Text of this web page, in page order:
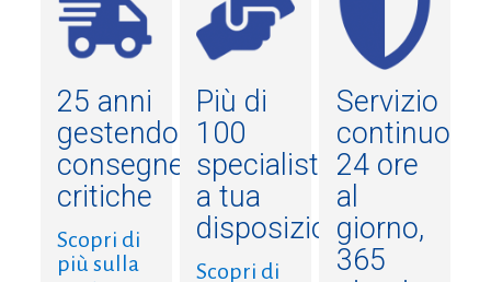
25 anni
gestendo
consegne
critiche
Scopri di
più sulla
Più di
100
specialisti
a tua
disposizione
Scopri di
Servizio
continuo
24 ore
al
giorno,
365